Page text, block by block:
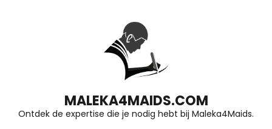
Enter)
MALEKA4MAIDS.COM
Ontdek de expertise die je nodig hebt bij Maleka4Maids.